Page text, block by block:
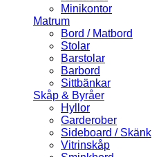
Minikontor
Matrum
Bord / Matbord
Stolar
Barstolar
Barbord
Sittbänkar
Skåp & Byråer
Hyllor
Garderober
Sideboard / Skänk
Vitrinskåp